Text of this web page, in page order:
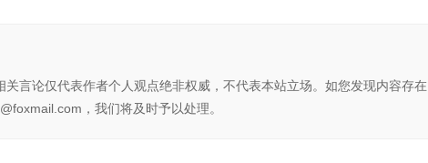
关言论仅代表作者个人观点绝非权威，不代表本站立场。如您发现内容存在
，我们将及时予以处理。